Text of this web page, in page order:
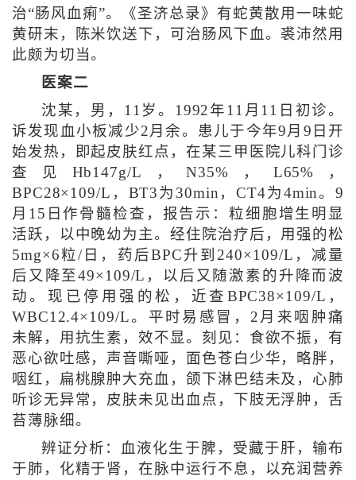
治“肠风血痢”。《圣济总录》有蛇黄散用一味蛇
黄研末，陈米饮送下，可治肠风下血。裘沛然用
此颇为切当。
医案二
沈某，男，11岁。1992年11月11日初诊。
诉发现血小板减少2月余。患儿于今年9月9日开
始发热，即起皮肤红点，在某三甲医院儿科门诊
查见Hb147g/L，N35%，L65%，
BPC28×109/L，BT3为30min，CT4为4min。9
月15日作骨髓检查，报告示：粒细胞增生明显
活跃，以中晚幼为主。经住院治疗后，用强的松
5mg×6粒/日，药后BPC升到240×109/L，减量
后又降至49×109/L，以后又随激素的升降而波
动。现已停用强的松，近查BPC38×109/L，
WBC12.4×109/L。平时易感冒，2月来咽肿痛
未解，用抗生素，效不显。刻见：食欲不振，有
恶心欲吐感，声音嘶哑，面色苍白少华，略胖，
咽红，扁桃腺肿大充血，颌下淋巴结未及，心肺
听诊无异常，皮肤未见出血点，下肢无浮肿，舌
苔薄脉细。
辨证分析：血液化生于脾，受藏于肝，输布
于肺，化精于肾，在脉中运行不息，以充润营养